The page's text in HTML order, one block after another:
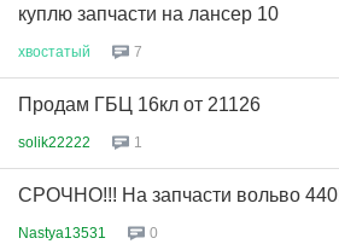
куплю запчасти на лансер 10
хвостатый 7
Продам ГБЦ 16кл от 21126
solik22222 1
СРОЧНО!!! На запчасти вольво
Nastya13531 0